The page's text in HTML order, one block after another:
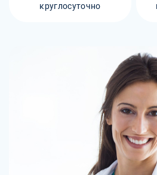
круглосуточно